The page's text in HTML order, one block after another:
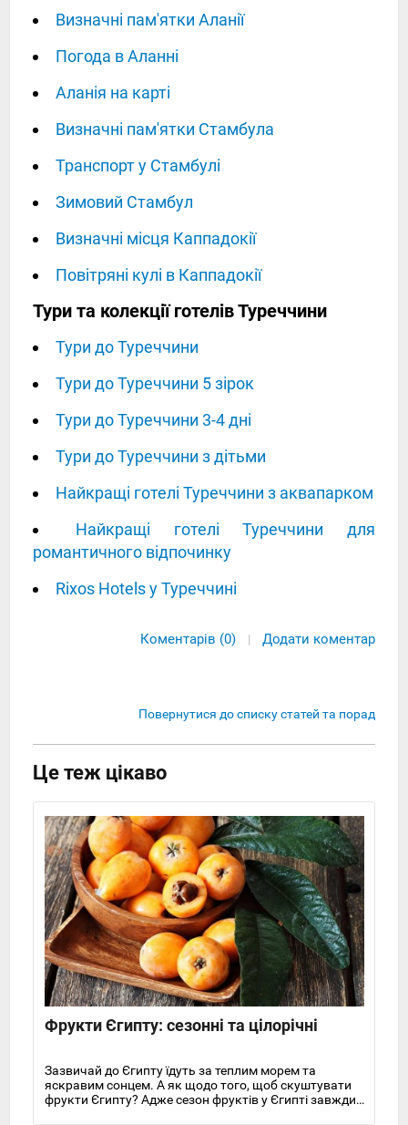
Визначні пам'ятки Аланії
Погода в Аланні
Аланія на карті
Визначні пам'ятки Стамбула
Транспорт у Стамбулі
Зимовий Стамбул
Визначні місця Каппадокії
Повітряні кулі в Каппадокії
Тури та колекції готелів Туреччини
Тури до Туреччини
Тури до Туреччини 5 зірок
Тури до Туреччини 3-4 дні
Тури до Туреччини з дітьми
Найкращі готелі Туреччини з аквапарком
Найкращі готелі Туреччини для
романтичного відпочинку
Rixos Hotels у Туреччині
Коментарів (0) | Додати коментар
Повернутися до списку статей та порад
Це теж цікаво
Фрукти Єгипту: сезонні та цілорічні
Зазвичай до Єгипту їдуть за теплим морем та
яскравим сонцем. А як щодо того, щоб скуштувати
фрукти Єгипту? Адже сезон фруктів у Єгипті завжди,